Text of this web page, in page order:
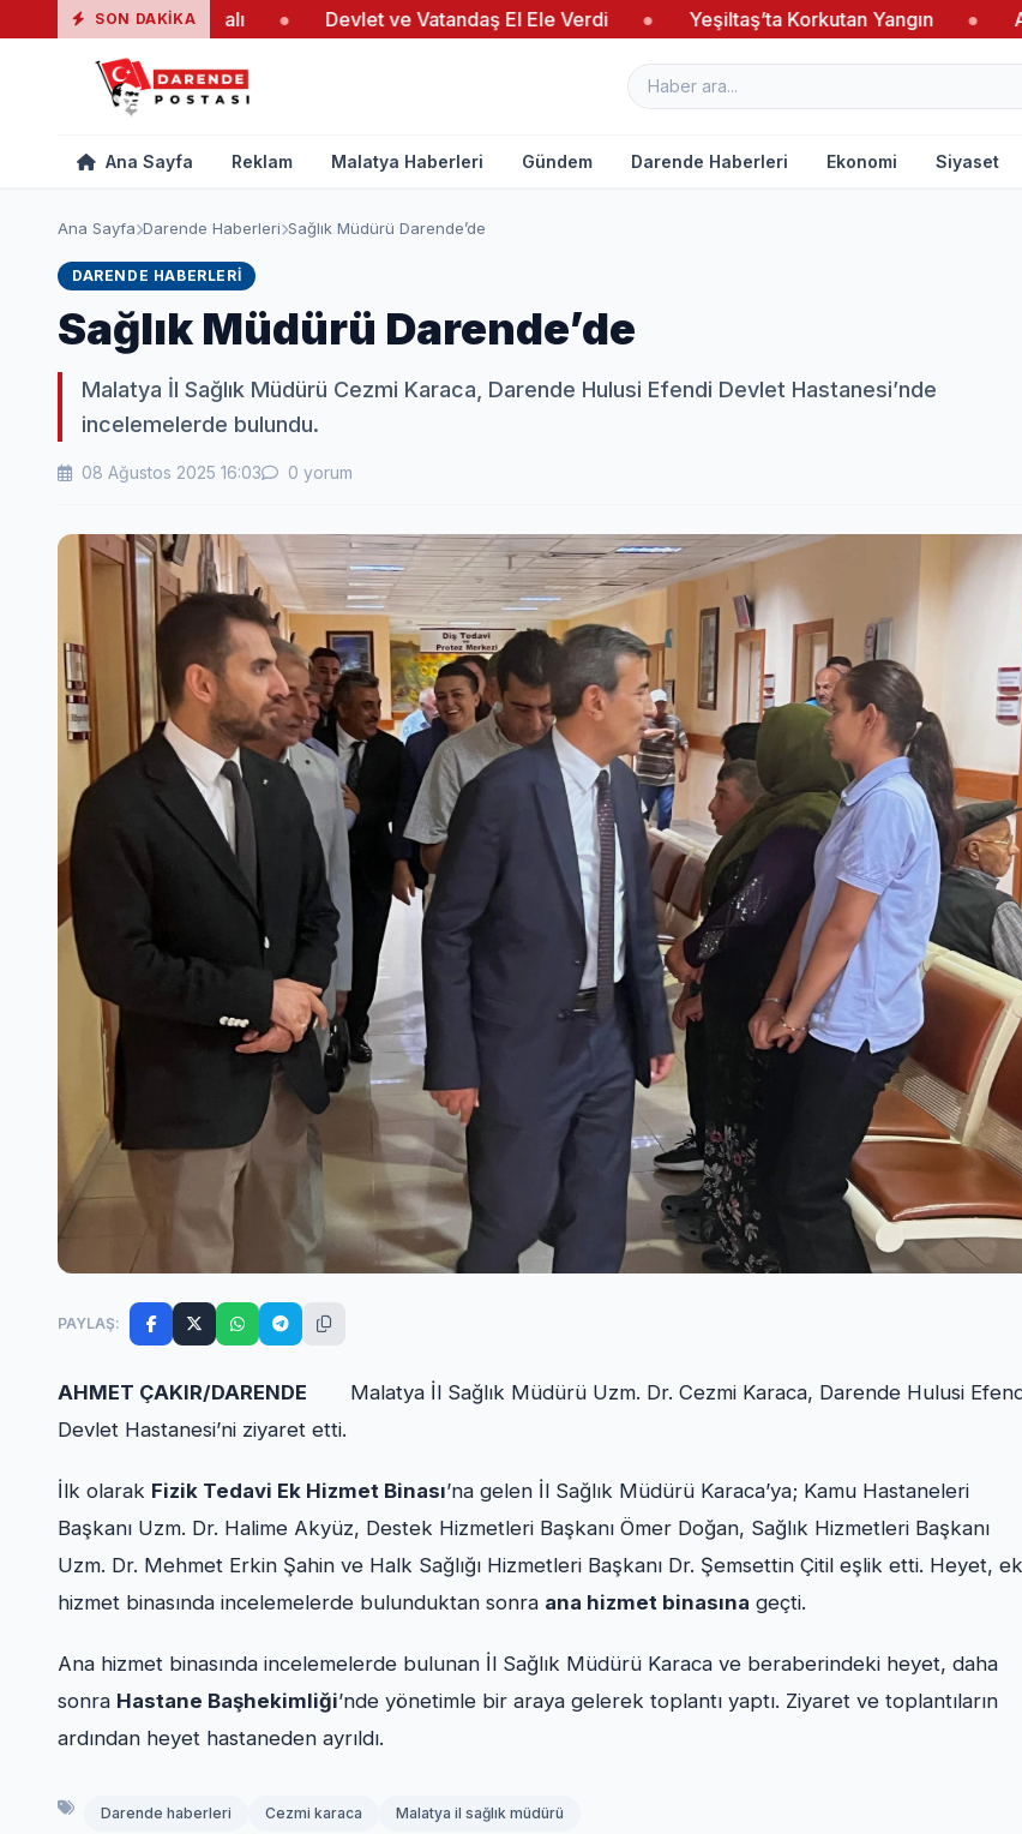
SON DAKIKA
19 Yaralı ● Devlet ve Vatandaş El Ele Verdi ● Yeşiltaş’ta Korkutan Yangın ● Ağbaba’dan
Ana Sayfa Reklam Malatya Haberleri Gündem Darende Haberleri Ekonomi Siyaset
Ana Sayfa Darende Haberleri Sağlık Müdürü Darende’de
DARENDE HABERLERI
Sağlık Müdürü Darende’de
Malatya İl Sağlık Müdürü Cezmi Karaca, Darende Hulusi Efendi Devlet Hastanesi’nde
incelemelerde bulundu.
08 Ağustos 2025 16:03 0 yorum
PAYLAŞ:
AHMET ÇAKIR/DARENDE Malatya İl Sağlık Müdürü Uzm. Dr. Cezmi Karaca, Darende Hulusi
Devlet Hastanesi’ni ziyaret etti.
İlk olarak Fizik Tedavi Ek Hizmet Binası’na gelen İl Sağlık Müdürü Karaca’ya; Kamu Hastaneleri
Başkanı Uzm. Dr. Halime Akyüz, Destek Hizmetleri Başkanı Ömer Doğan, Sağlık Hizmetleri Başkanı
Uzm. Dr. Mehmet Erkin Şahin ve Halk Sağlığı Hizmetleri Başkanı Dr. Şemsettin Çitil eşlik etti. Heyet, ek
hizmet binasında incelemelerde bulunduktan sonra ana hizmet binasına geçti.
Ana hizmet binasında incelemelerde bulunan İl Sağlık Müdürü Karaca ve beraberindeki heyet, daha
sonra Hastane Başhekimliği’nde yönetimle bir araya gelerek toplantı yaptı. Ziyaret ve toplantıların
ardından heyet hastaneden ayrıldı.
Darende haberleri Cezmi karaca Malatya il sağlık müdürü